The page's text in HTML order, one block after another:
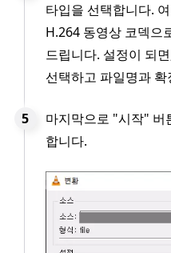
타입을 선택합니다.
H.264 동영상 코덱으
드립니다. 설정이 되
선택하고 파일명과
마지막으로 "시작" 버
합니다.